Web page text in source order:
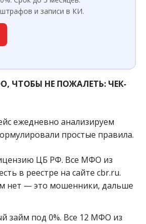
и записи в КИ.
ЧТОБЫ НЕ ПОЖАЛЕТЬ: ЧЕК-
ежедневно анализируем
простые правила.
ЦБ РФ. Все МФО из
в реестре на сайте cbr.ru.
нет — это мошенники, дальше
займ под 0%. Все 12 МФО из